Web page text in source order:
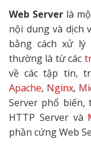
Web Server là
nội dung và dịch
bằng cách xử lý
thường là từ các
về các tập tin,
Apache, Nginx,
Server phổ biến,
HTTP Server và
phần cứng Web